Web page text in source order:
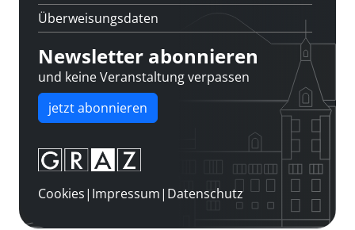
Überweisungsdaten
Newsletter abonnieren
und keine Veranstaltung verpassen
jetzt abonnieren
Cookies| Impressum| Datenschutz